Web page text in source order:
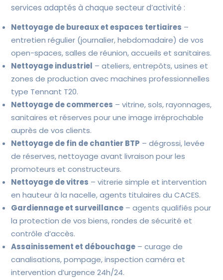
services adaptés à chaque secteur d’activité :
Nettoyage de bureaux et espaces tertiaires –
entretien régulier (journalier, hebdomadaire) de vos
open-spaces, salles de réunion, accueils et sanitaires.
Nettoyage industriel – ateliers, entrepôts, usines et
zones de production avec machines professionnelles
type Tennant T20.
Nettoyage de commerces – vitrine, sols, rayonnages,
sanitaires et réserves pour une image irréprochable
auprès de vos clients.
Nettoyage de fin de chantier BTP – dégrossi, levée
de réserves, nettoyage avant livraison pour les
promoteurs et constructeurs.
Nettoyage de vitres – vitrerie simple et intervention
en hauteur à la nacelle, agents titulaires du CACES.
Gardiennage et surveillance – agents qualifiés pour
la protection de vos biens, rondes de sécurité et
contrôle d’accès.
Assainissement et débouchage – curage de
canalisations, pompage, inspection caméra et
intervention d’urgence 24h/24.